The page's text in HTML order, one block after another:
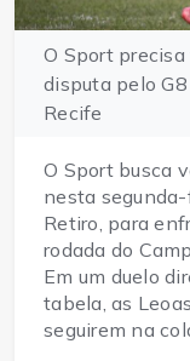
O Sport
disputa pelo
Recife
O Sport busca
nesta
Retiro, para
rodada do
Em um duelo
tabela, as
seguirem na